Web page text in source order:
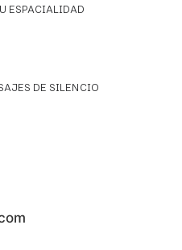
ESPACIALIDAD
DE SILENCIO